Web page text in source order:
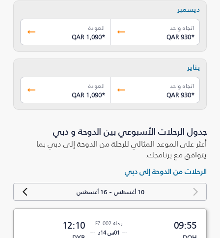
ديسمبر
اتجاه واحد
QAR 930*
العودة
QAR 1,090*
يناير
اتجاه واحد
QAR 930*
العودة
QAR 1,090*
جدول الرحلات الأسبوعي بين الدوحة و دبي
أعثر على الموعد المثالي للرحلة من الدوحة إلى دبي بما
يتوافق مع برنامجك.
الرحلات من الدوحة إلى دبي
10 أغسطس -16 أغسطس
09:55
رحلة FZ 002
01س 14د
12:10